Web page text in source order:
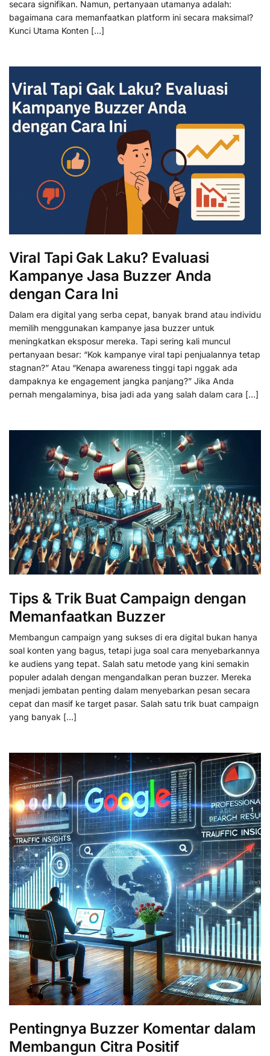
secara signifikan. Namun, pertanyaan utamanya adalah:
bagaimana cara memanfaatkan platform ini secara maksimal?
Kunci Utama Konten […]
Viral Tapi Gak Laku? Evaluasi
Kampanye Jasa Buzzer Anda
dengan Cara Ini
Dalam era digital yang serba cepat, banyak brand atau individu
memilih menggunakan kampanye jasa buzzer untuk
meningkatkan eksposur mereka. Tapi sering kali muncul
pertanyaan besar: “Kok kampanye viral tapi penjualannya tetap
stagnan?” Atau “Kenapa awareness tinggi tapi nggak ada
dampaknya ke engagement jangka panjang?” Jika Anda
pernah mengalaminya, bisa jadi ada yang salah dalam cara […]
Tips & Trik Buat Campaign dengan
Memanfaatkan Buzzer
Membangun campaign yang sukses di era digital bukan hanya
soal konten yang bagus, tetapi juga soal cara menyebarkannya
ke audiens yang tepat. Salah satu metode yang kini semakin
populer adalah dengan mengandalkan peran buzzer. Mereka
menjadi jembatan penting dalam menyebarkan pesan secara
cepat dan masif ke target pasar. Salah satu trik buat campaign
yang banyak […]
Pentingnya Buzzer Komentar dalam
Membangun Citra Positif